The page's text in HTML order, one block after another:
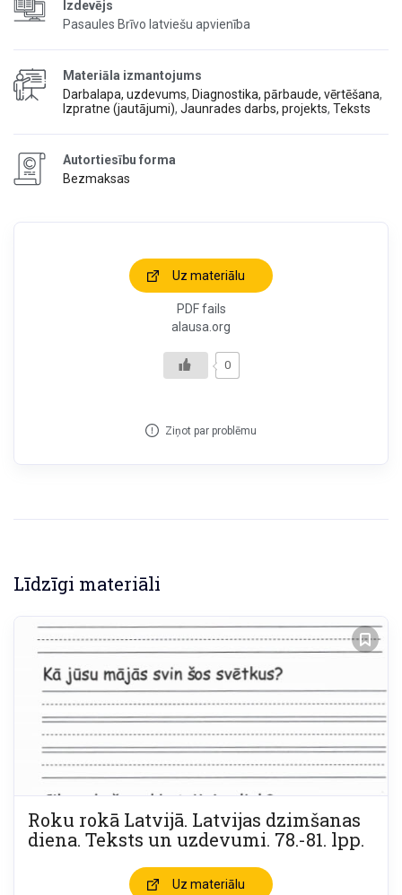
Izdevējs
Pasaules Brīvo latviešu apvienība
Materiāla izmantojums
Darbalapa, uzdevums, Diagnostika, pārbaude, vērtēšana,
Izpratne (jautājumi), Jaunrades darbs, projekts, Teksts
Autortiesību forma
Bezmaksas
Uz materiālu
PDF fails
alausa.org
0
Ziņot par problēmu
Līdzīgi materiāli
Roku rokā Latvijā. Latvijas dzimšanas
diena. Teksts un uzdevumi. 78.-81. lpp.
Uz materiālu